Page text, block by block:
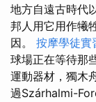
地方自遠古時代
邦人用它用作犧
因。 按摩學徒實
球場正在等待那
運動器材，獨木
過Szárhalmi-